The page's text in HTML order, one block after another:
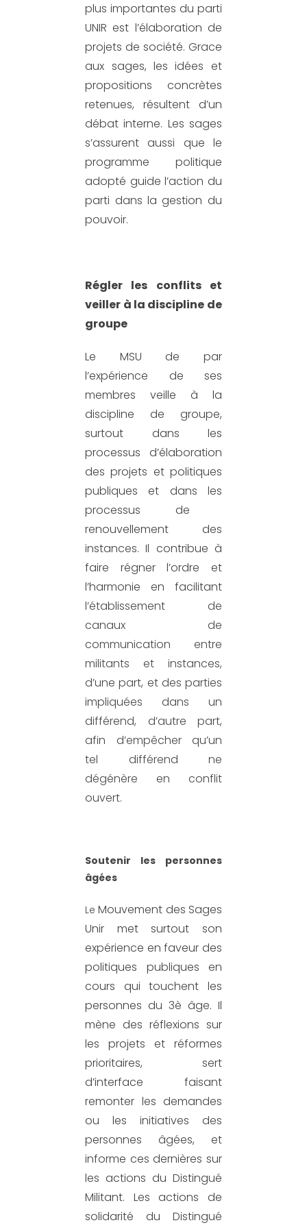
plus importantes du parti
UNIR est l’élaboration de
projets de société. Grace
aux sages, les idées et
propositions concrètes
retenues, résultent d’un
débat interne. Les sages
s’assurent aussi que le
programme politique
adopté guide l’action du
parti dans la gestion du
pouvoir.
Régler les conflits et
veiller à la discipline de
groupe
Le MSU de par
l’expérience de ses
membres veille à la
discipline de groupe,
surtout dans les
processus d’élaboration
des projets et politiques
publiqueset dans les
processus de
renouvellement des
instances. Il contribue à
faire régner l’ordre et
l’harmonie en facilitant
l’établissement de
canaux de
communication entre
militants et instances,
d’une part, et des parties
impliquées dans un
différend, d’autre part,
afin d’empêcher qu’un
tel différend ne
dégénère en conflit
ouvert.
Soutenir les personnes
âgées
LeMouvement des Sages
Unir met surtout son
expérience en faveur des
politiques publiques en
cours qui touchent les
personnes du 3è âge. Il
mène des réflexions sur
les projets et réformes
prioritaires, sert
d’interface faisant
remonter les demandes
ou les initiatives des
personnes âgées, et
informe ces dernières sur
les actions du Distingué
Militant. Les actions de
solidarité du Distingué